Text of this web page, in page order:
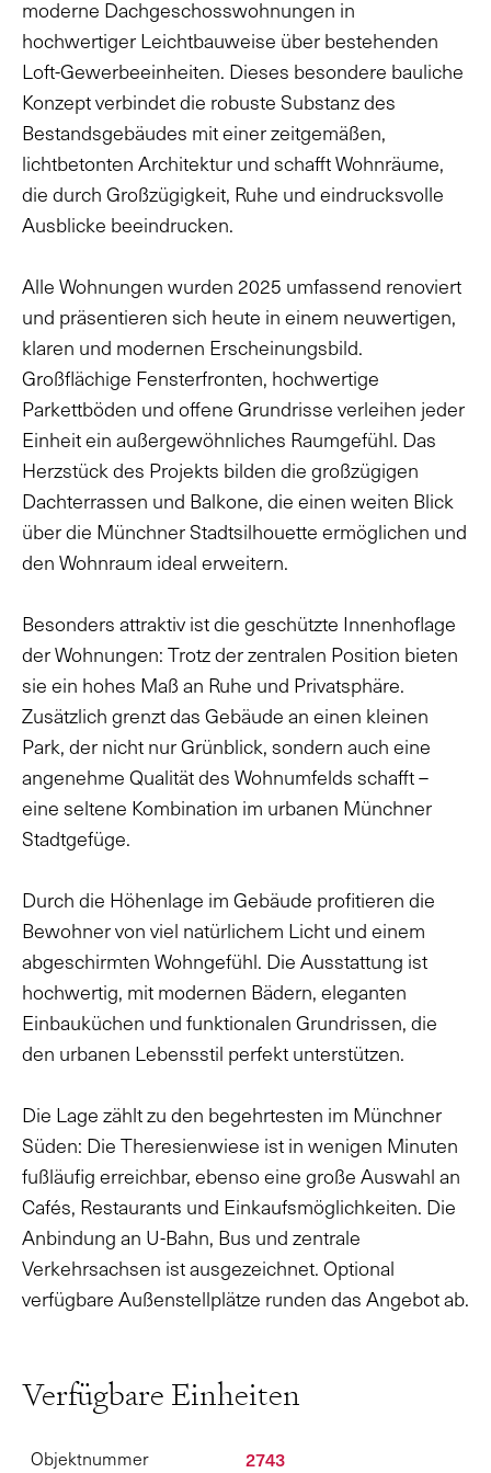
moderne Dachgeschosswohnungen in
hochwertiger Leichtbauweise über bestehenden
Loft-Gewerbeeinheiten. Dieses besondere bauliche
Konzept verbindet die robuste Substanz des
Bestandsgebäudes mit einer zeitgemäßen,
lichtbetonten Architektur und schafft Wohnräume,
die durch Großzügigkeit, Ruhe und eindrucksvolle
Ausblicke beeindrucken.
Alle Wohnungen wurden 2025 umfassend renoviert
und präsentieren sich heute in einem neuwertigen,
klaren und modernen Erscheinungsbild.
Großflächige Fensterfronten, hochwertige
Parkettböden und offene Grundrisse verleihen jeder
Einheit ein außergewöhnliches Raumgefühl. Das
Herzstück des Projekts bilden die großzügigen
Dachterrassen und Balkone, die einen weiten Blick
über die Münchner Stadtsilhouette ermöglichen und
den Wohnraum ideal erweitern.
Besonders attraktiv ist die geschützte Innenhoflage
der Wohnungen: Trotz der zentralen Position bieten
sie ein hohes Maß an Ruhe und Privatsphäre.
Zusätzlich grenzt das Gebäude an einen kleinen
Park, der nicht nur Grünblick, sondern auch eine
angenehme Qualität des Wohnumfelds schafft –
eine seltene Kombination im urbanen Münchner
Stadtgefüge.
Durch die Höhenlage im Gebäude profitieren die
Bewohner von viel natürlichem Licht und einem
abgeschirmten Wohngefühl. Die Ausstattung ist
hochwertig, mit modernen Bädern, eleganten
Einbauküchen und funktionalen Grundrissen, die
den urbanen Lebensstil perfekt unterstützen.
Die Lage zählt zu den begehrtesten im Münchner
Süden: Die Theresienwiese ist in wenigen Minuten
fußläufig erreichbar, ebenso eine große Auswahl an
Cafés, Restaurants und Einkaufsmöglichkeiten. Die
Anbindung an U-Bahn, Bus und zentrale
Verkehrsachsen ist ausgezeichnet. Optional
verfügbare Außenstellplätze runden das Angebot ab.
Verfügbare Einheiten
Objektnummer 2743
kann ich ganz oder teilweise jederzeit, ohne
Angaben von Gründen mit Wirkung für die
Zukunft, einfach per E-Mail an
datenschutz@wangenheim.deoder schriftlich
an die Duken & v. Wangenheim AG, Grosjeanstr.
4, 81925 München oder an die Duken & v.
81479 München widerrufen.*
Absenden